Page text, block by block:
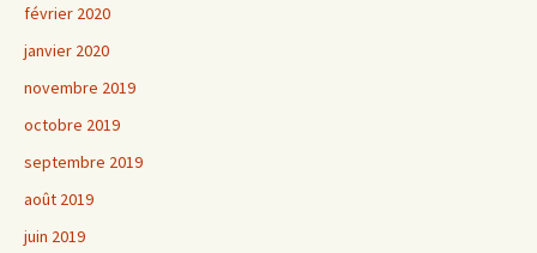
février 2020
janvier 2020
novembre 2019
octobre 2019
septembre 2019
août 2019
juin 2019